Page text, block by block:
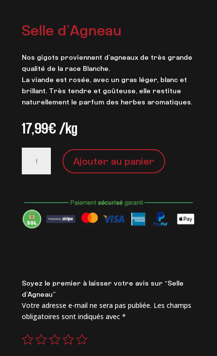
Selle d’Agneau
Nos gigots proviennent d’agneaux de très grande
qualité de la race Blanche.
La viande est rosée, avec un gras léger, blanc et
brillant. Très tendre et goûteuse, elle restitue
naturellement le parfum des herbes aromatiques.
17,99€/kg
Selle
Ajouter au panier
Soyez le premier à laisser votre avis sur “Selle
d’Agneau”
Votre adresse e-mail ne sera pas publiée. Les champs
obligatoires sont indiqués avec *